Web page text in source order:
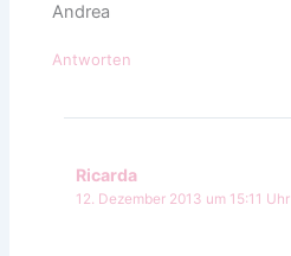
Andrea
Antworten
Ricarda
12. Dezember 2013 um 15:11 Uhr